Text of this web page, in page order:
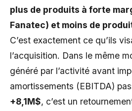
plus de produits à forte
Fanatec) et moins de
C’est exactement ce qu’ils
l’acquisition. Dans le même
généré par l’activité avant
amortissements (EBITDA)
+8,1M$, c’est un